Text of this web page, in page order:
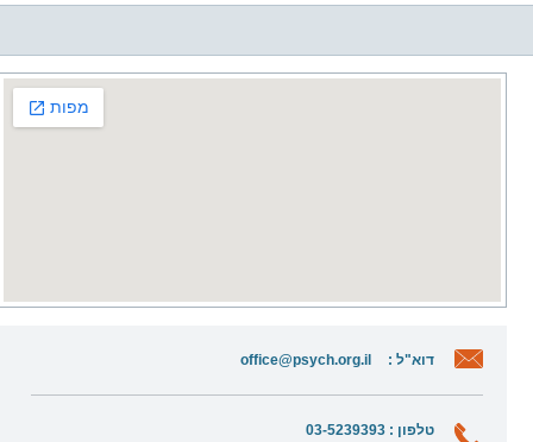
דוא"ל : office@psych.org.il
טלפון : 03-5239393